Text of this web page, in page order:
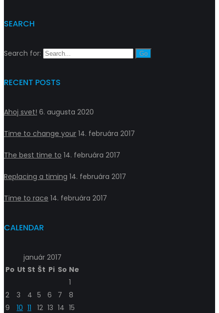
SEARCH
Search for:
RECENT POSTS
Ahoj svet! 6. augusta 2020
Time to change your 14. februára 2017
The best time to 14. februára 2017
Replacing a timing 14. februára 2017
Time to race 14. februára 2017
CALENDAR
január 2017
Po Ut St Št Pi So Ne
1
2
3 4 5 6 7
8
9
10 11 12 13 14 15